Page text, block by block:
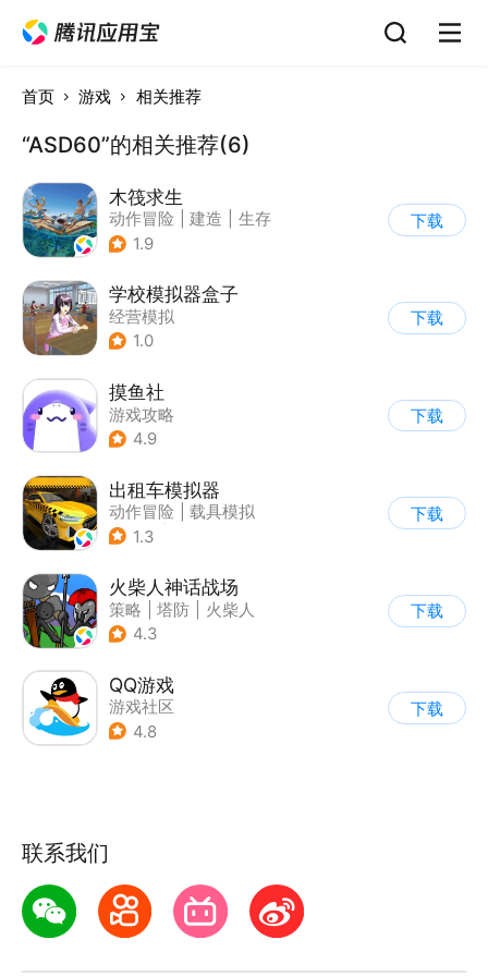
首页 游戏 相关推荐
“ASD60”的相关推荐(6)
木筏求生
动作冒险 建造
生存
| 写实
1.9
下载
学校模拟器盒子
经营模拟
1.0
下载
摸鱼社
游戏攻略
4.9
下载
出租车模拟器
动作冒险
载具模拟
| 汽车
1.3
下载
火柴人神话战场
策略 塔防
火柴人
| 休闲益智
4.3
下载
QQ游戏
游戏社区
4.8
下载
联系我们